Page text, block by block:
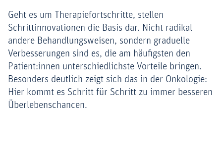
Mitglied werden!
Geht es um Therapiefortschritte, stellen
Schrittinnovationen die Basis dar. Nicht radikal
andere Behandlungsweisen, sondern graduelle
Verbesserungen sind es, die am häufigsten den
Patient:innen unterschiedlichste Vorteile bringen.
Besonders deutlich zeigt sich das in der Onkologie:
Hier kommt es Schritt für Schritt zu immer besseren
Überlebenschancen.